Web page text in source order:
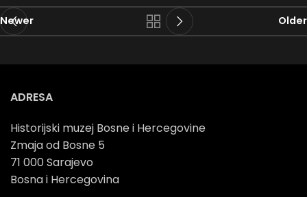
Newer Older
ADRESA
Historijski muzej Bosne i Hercegovine
Zmaja od Bosne 5
71 000 Sarajevo
Bosna i Hercegovina